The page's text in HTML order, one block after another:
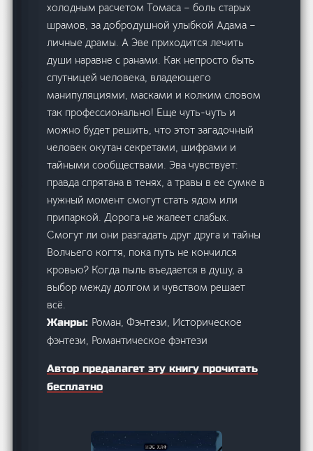
холодным расчетом Томаса – боль старых
шрамов, за добродушной улыбкой Адама –
личные драмы. А Эве приходится лечить
души наравне с ранами. Как непросто быть
спутницей человека, владеющего
манипуляциями, масками и колким словом
так профессионально! Еще чуть-чуть и
можно будет решить, что этот загадочный
человек окутан секретами, шифрами и
тайными сообществами. Эва чувствует:
правда спрятана в тенях, а травы в ее сумке в
нужный момент смогут стать ядом или
припаркой. Дорога не жалеет слабых.
Смогут ли они разгадать друг друга и тайны
Волчьего когтя, пока путь не кончился
кровью? Когда пыль въедается в душу, а
выбор между долгом и чувством решает
всё.
Жанры: Роман, Фэнтези, Историческое
фэнтези, Романтическое фэнтези
Автор предалагет эту книгу прочитать
бесплатно